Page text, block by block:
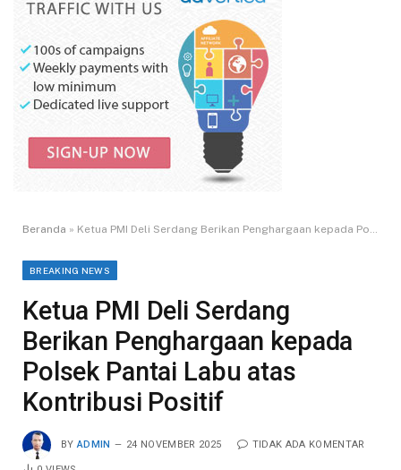
Beranda » Ketua PMI Deli Serdang Berikan Penghargaan kepada Polsek Pantai Labu atas Kontribusi Positif
BREAKING NEWS
Ketua PMI Deli Serdang
Berikan Penghargaan kepada
Polsek Pantai Labu atas
Kontribusi Positif
BY ADMIN 24 NOVEMBER 2025 TIDAK ADA KOMENTAR